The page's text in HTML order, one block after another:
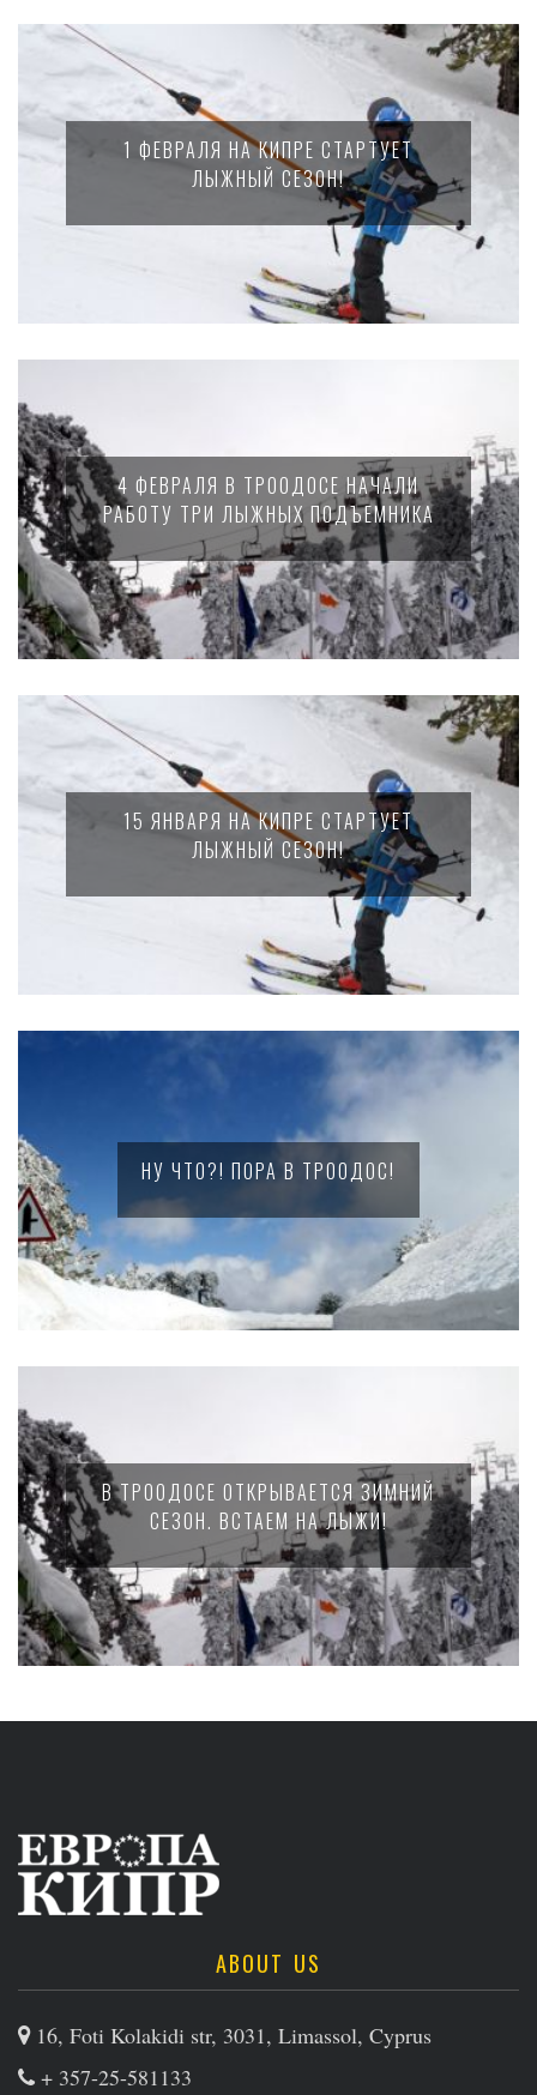
1 ФЕВРАЛЯ НА КИПРЕ СТАРТУЕТ
ЛЫЖНЫЙ СЕЗОН!
4 ФЕВРАЛЯ В ТРООДОСЕ НАЧАЛИ
РАБОТУ ТРИ ЛЫЖНЫХ ПОДЪЕМНИКА
15 ЯНВАРЯ НА КИПРЕ СТАРТУЕТ
ЛЫЖНЫЙ СЕЗОН!
НУ ЧТО?! ПОРА В ТРООДОС!
В ТРООДОСЕ ОТКРЫВАЕТСЯ ЗИМНИЙ
СЕЗОН. ВСТАЕМ НА ЛЫЖИ!
ABOUT US
16, Foti Kolakidi str, 3031, Limassol, Cyprus
+ 357-25-581133